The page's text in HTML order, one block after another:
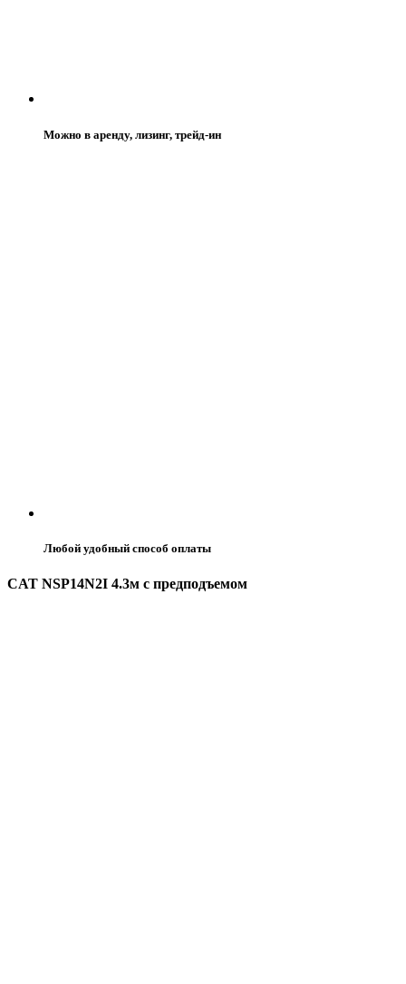
Можно в аренду, лизинг, трейд-ин
Любой удобный способ оплаты
CAT NSP14N2I 4.3м с предподъемом